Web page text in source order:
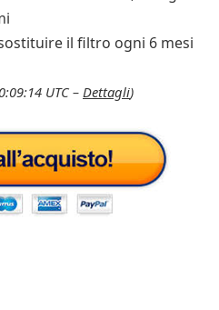
il filtro ogni 6 mesi
UTC – Dettagli)